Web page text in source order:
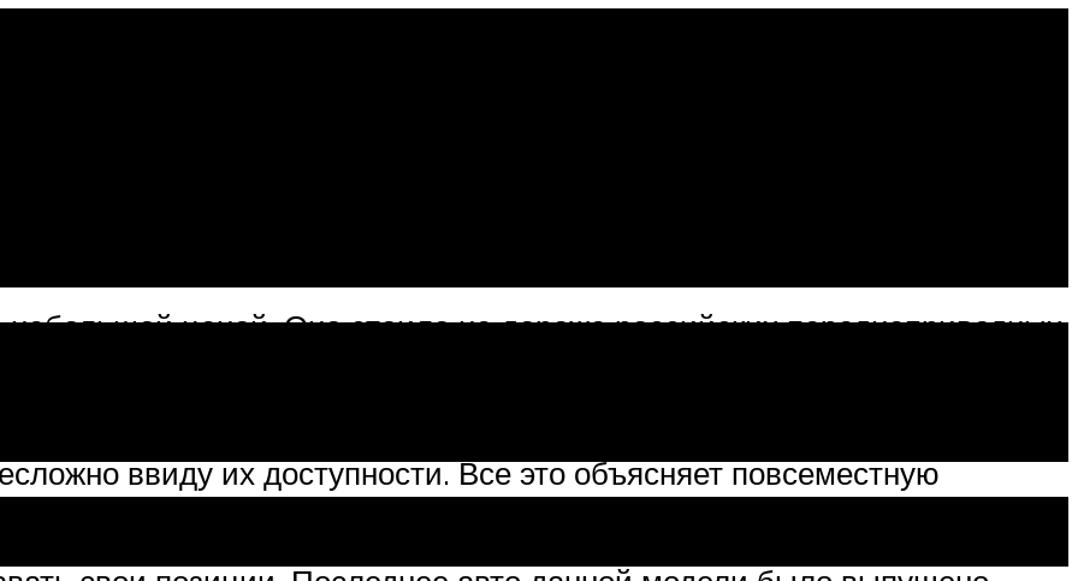
развивающихся государств. С 1995 авто стало доступно гражданам
жителям данный автомобиль известен под названием «ДЭУ
ценой. Оно стоило не дороже российских переднеприводных
неприхотлив в использовании, опережал по данным
не уступал импортным моделям среднего класса.
ввиду их доступности. Все это объясняет повсеместную